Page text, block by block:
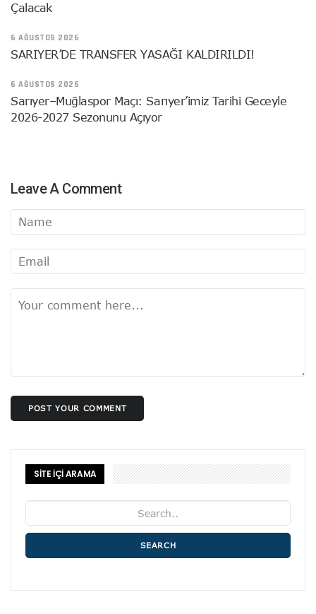
Çalacak
6 AĞUSTOS 2026
SARIYER’DE TRANSFER YASAĞI KALDIRILDI!
6 AĞUSTOS 2026
Sarıyer–Muğlaspor Maçı: Sarıyer’imiz Tarihi Geceyle
2026-2027 Sezonunu Açıyor
Leave A Comment
POST YOUR COMMENT
SİTE İÇİ ARAMA
SEARCH